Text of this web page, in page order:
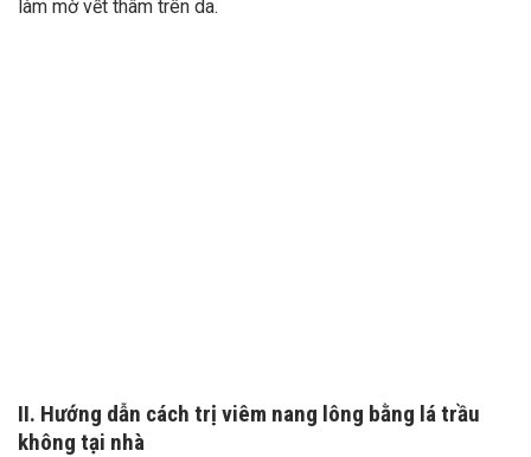
làm mờ vết thâm trên da.
II. Hướng dẫn cách trị viêm nang lông bằng lá trầu
không tại nhà